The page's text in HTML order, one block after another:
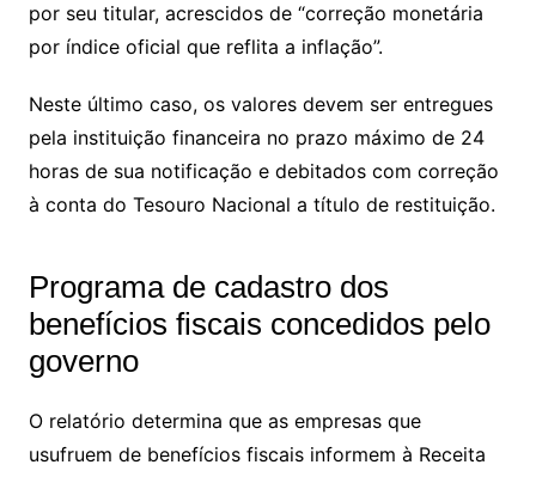
por seu titular, acrescidos de “correção monetária
por índice oficial que reflita a inflação”.
Neste último caso, os valores devem ser entregues
pela instituição financeira no prazo máximo de 24
horas de sua notificação e debitados com correção
à conta do Tesouro Nacional a título de restituição.
Programa de cadastro dos
benefícios fiscais concedidos pelo
governo
O relatório determina que as empresas que
usufruem de benefícios fiscais informem à Receita